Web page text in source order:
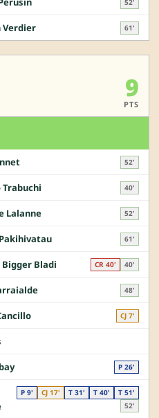
Verdier 61'
9
PTS
52'
Trabuchi 40'
Lalanne 52'
61'
Bladi CR 40' 40'
48'
CJ 7'
P 26'
P 9' CJ 17' T 31' T 40'
T 51'
52'